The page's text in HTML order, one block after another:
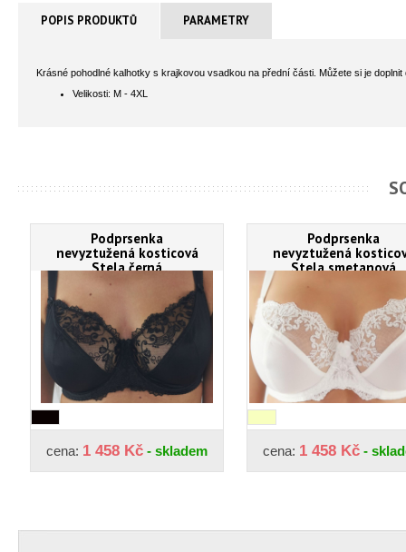
POPIS PRODUKTŮ PARAMETRY
Krásné pohodlné kalhotky s krajkovou vsadkou na přední části. Můžete si je
Velikosti: M - 4XL
Podprsenka
nevyztužená kosticová
Stela černá
cena: 1 458 Kč - skladem
Podprsenka
nevyztužená
Stela smetanová
cena: 1 458 Kč -